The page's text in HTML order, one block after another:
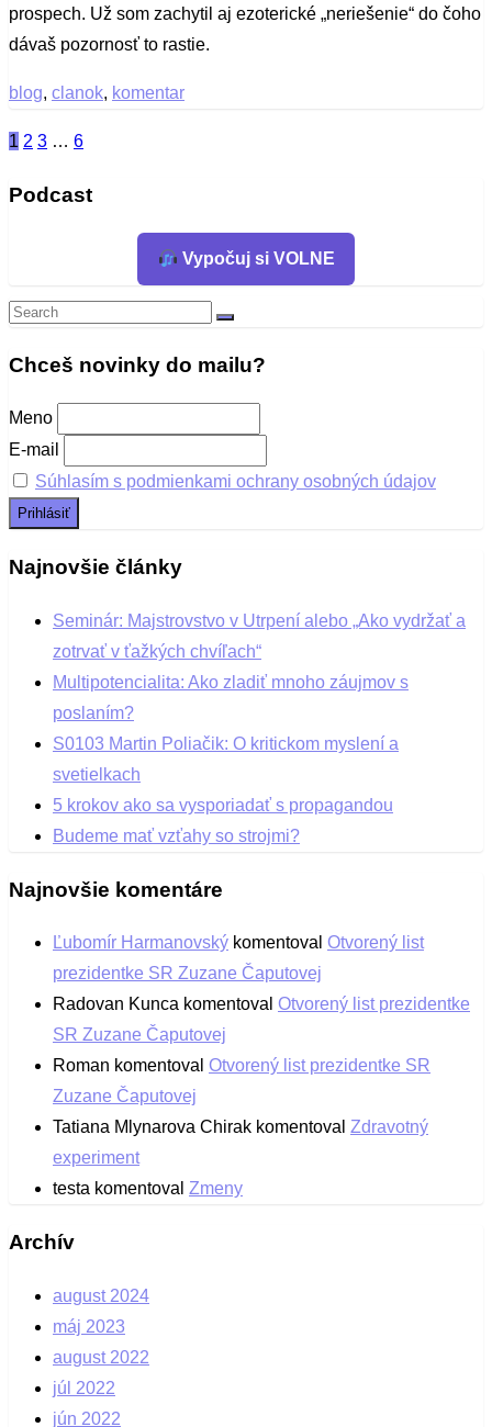
prospech. Už som zachytil aj ezoterické „neriešenie“ do čoho
dávaš pozornosť to rastie.
blog, clanok, komentar
Stránkovanie
príspevkov
1 2 3 … 6
Podcast
Vypočuj si VOLNE
Search
Chceš novinky do mailu?
Meno
E-mail
Súhlasím s podmienkami ochrany osobných údajov
Najnovšie články
Seminár: Majstrovstvo v Utrpení alebo „Ako vydržať a
zotrvať v ťažkých chvíľach“
Multipotencialita: Ako zladiť mnoho záujmov s
poslaním?
S0103 Martin Poliačik: O kritickom myslení a
svetielkach
5 krokov ako sa vysporiadať s propagandou
Budeme mať vzťahy so strojmi?
Najnovšie komentáre
Ľubomír Harmanovský komentoval Otvorený list
prezidentke SR Zuzane Čaputovej
Radovan Kunca komentoval Otvorený list prezidentke
SR Zuzane Čaputovej
Roman komentoval Otvorený list prezidentke SR
Zuzane Čaputovej
Tatiana Mlynarova Chirak komentoval Zdravotný
experiment
testa komentoval Zmeny
Archív
august 2024
máj 2023
august 2022
júl 2022
jún 2022